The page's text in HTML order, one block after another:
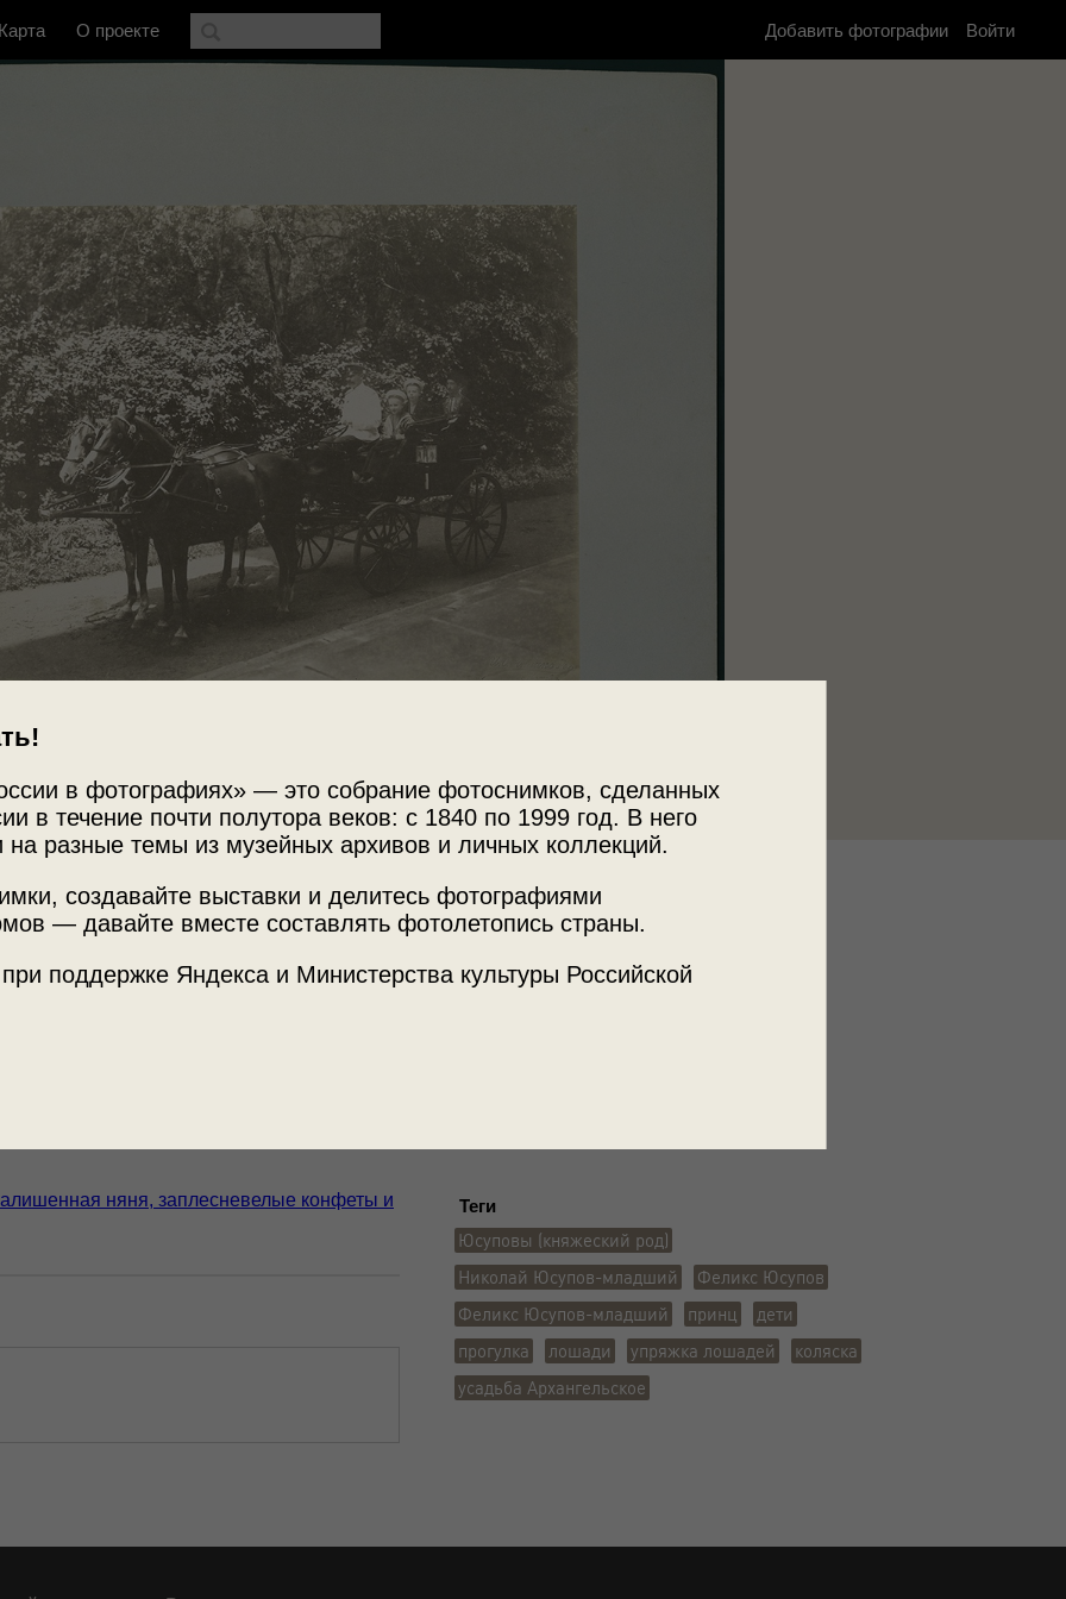
в фотографиях» — это собрание фотоснимков, сделанных
в течение почти полутора веков: с 1840 по 1999 год. В него
на разные темы из музейных архивов и личных коллекций.
создавайте выставки и делитесь фотографиями
— давайте вместе составлять фотолетопись страны.
поддержке Яндекса и Министерства культуры Российской
Карта О проекте Добавить фотографии Войти
Источник
Государственный музей-усадьба
Теги
Юсуповы (княжеский род)
Николай Юсупов-младший
Феликс Юсупов
Феликс Юсупов-младший
принц
дети
прогулка
лошади упряжка лошадей
коляска
усадьба Архангельское
Феликсович Юсупов
управляет
младший сын
старший сын
няня, заплесневелые конфеты и